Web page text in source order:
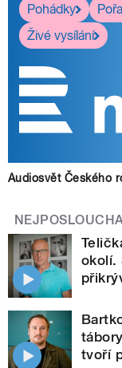
Pohádky
Živé vysílání
Audiosvět Českého
okolí.
tvoří